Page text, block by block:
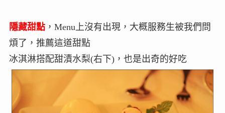
隱藏甜點，Menu上沒有出現，大概服務生被我們問
煩了，推薦這道甜點
冰淇淋搭配甜漬水梨(右下)，也是出奇的好吃